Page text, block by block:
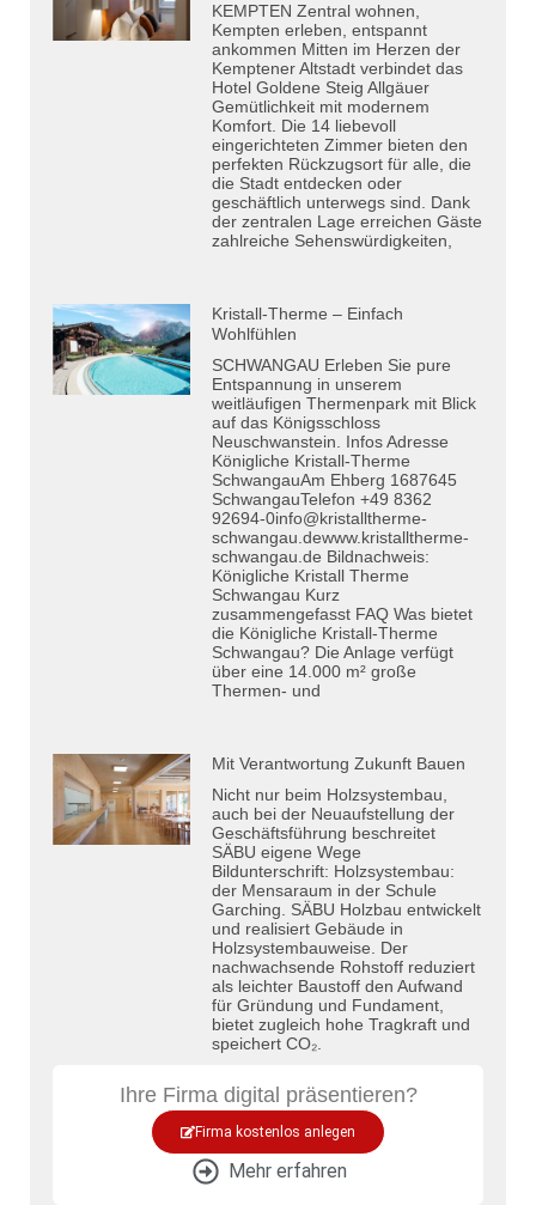
KEMPTEN Zentral wohnen,
Kempten erleben, entspannt
ankommen Mitten im Herzen der
Kemptener Altstadt verbindet das
Hotel Goldene Steig Allgäuer
Gemütlichkeit mit modernem
Komfort. Die 14 liebevoll
eingerichteten Zimmer bieten den
perfekten Rückzugsort für alle, die
die Stadt entdecken oder
geschäftlich unterwegs sind. Dank
der zentralen Lage erreichen Gäste
zahlreiche Sehenswürdigkeiten,
Kristall-Therme – Einfach
Wohlfühlen
SCHWANGAU Erleben Sie pure
Entspannung in unserem
weitläufigen Thermenpark mit Blick
auf das Königsschloss
Neuschwanstein. Infos Adresse
Königliche Kristall-Therme
SchwangauAm Ehberg 1687645
SchwangauTelefon +49 8362
92694-0info@kristalltherme-
schwangau.dewww.kristalltherme-
schwangau.de Bildnachweis:
Königliche Kristall Therme
Schwangau Kurz
zusammengefasst FAQ Was bietet
die Königliche Kristall-Therme
Schwangau? Die Anlage verfügt
über eine 14.000 m² große
Thermen- und
Mit Verantwortung Zukunft Bauen
Nicht nur beim Holzsystembau,
auch bei der Neuaufstellung der
Geschäftsführung beschreitet
SÄBU eigene Wege
Bildunterschrift: Holzsystembau:
der Mensaraum in der Schule
Garching. SÄBU Holzbau entwickelt
und realisiert Gebäude in
Holzsystembauweise. Der
nachwachsende Rohstoff reduziert
als leichter Baustoff den Aufwand
für Gründung und Fundament,
bietet zugleich hohe Tragkraft und
speichert CO₂.
Ihre Firma digital präsentieren?
Firma kostenlos anlegen
Mehr erfahren